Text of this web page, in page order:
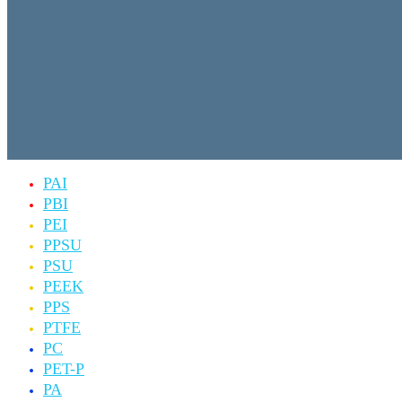
PAI
PBI
PEI
PPSU
PSU
PEEK
PPS
PTFE
PC
PET-P
PA